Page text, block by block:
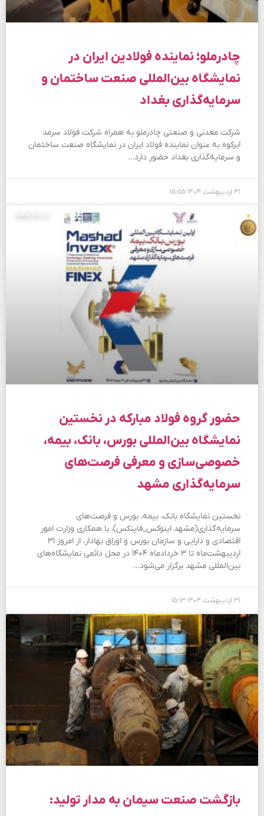
چادرملو؛ نماینده فولادین ایران در
نمایشگاه بین‌المللی صنعت ساختمان و
سرمایه‌گذاری بغداد
شرکت معدنی و صنعتی چادرملو به همراه شرکت فولاد سرمد
ابرکوه به عنوان نماینده فولاد ایران در نمایشگاه صنعت ساختمان
و سرمایه‌گذاری بغداد حضور دارد…
۳۱ اردیبهشت ۱۴۰۴ ۱۵:۵۵
حضور گروه فولاد مبارکه در نخستین
نمایشگاه بین‌المللی بورس، بانک، بیمه،
خصوصی‌سازی و معرفی فرصت‌های
سرمایه‌گذاری مشهد
نخستین نمایشگاه بانک، بیمه، بورس و فرصت‌های
سرمایه‌گذاری(مشهد اینوکس_فاینکس)، با همکاری وزارت امور
اقتصادی و دارایی و سازمان بورس و اوراق بهادار، از امروز ۳۱
اردیبهشت‌ماه تا ۳ خردادماه ۱۴۰۴ در محل دائمی نمایشگاه‌های
بین‌المللی مشهد برگزار می‌شود…
۳۱ اردیبهشت ۱۴۰۴ ۱۵:۱۳
بازگشت صنعت سیمان به مدار تولید: